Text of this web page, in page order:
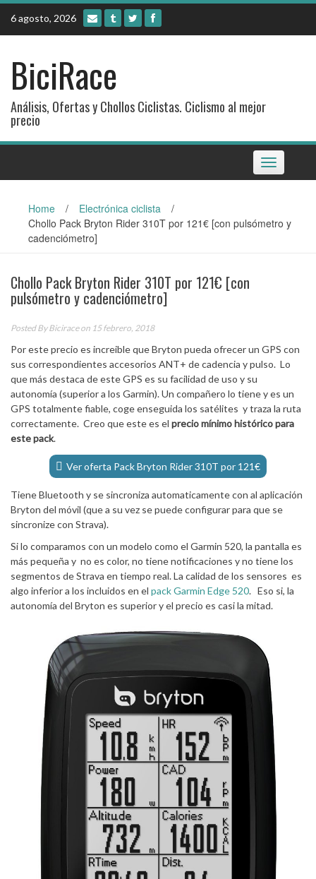
Skip
content
6 agosto, 2026
BiciRace
Análisis, Ofertas y Chollos Ciclistas. Ciclismo al mejor
precio
Toggle
navigation
Home / Electrónica ciclista
/
Chollo Pack Bryton Rider 310T por 121€ [con pulsómetro y
cadenciómetro]
Chollo Pack Bryton Rider 310T por 121€ [con
pulsómetro y cadenciómetro]
Posted ByBiciraceon 15 febrero, 2018
Por este precio es increible que Bryton pueda ofrecer un GPS con
sus correspondientes accesorios ANT+ de cadencia y pulso. Lo
que más destaca de este GPS es su facilidad de uso y su
autonomía (superior a los Garmin). Un compañero lo tiene y es un
GPS totalmente fiable, coge enseguida los satélites y traza la ruta
correctamente. Creo que este es el precio mínimo histórico para
este pack.
Ver oferta Pack Bryton Rider 310T por 121€
Tiene Bluetooth y se sincroniza automaticamente con al aplicación
Bryton del móvil (que a su vez se puede configurar para que se
sincronize con Strava).
Si lo comparamos con un modelo como el Garmin 520, la pantalla es
más pequeña y no es color, no tiene notificaciones y no tiene los
segmentos de Strava en tiempo real. La calidad de los sensores es
algo inferior a los incluidos en el pack Garmin Edge 520. Eso si, la
autonomía del Bryton es superior y el precio es casi la mitad.